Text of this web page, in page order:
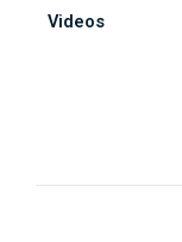
Videos